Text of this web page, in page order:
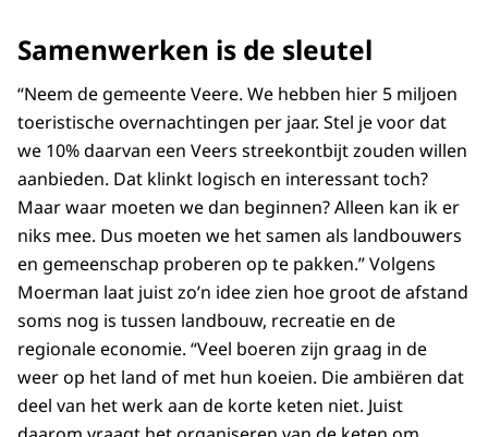
Samenwerken is de sleutel
“Neem de gemeente Veere. We hebben hier 5 miljoen
toeristische overnachtingen per jaar. Stel je voor dat
we 10% daarvan een Veers streekontbijt zouden willen
aanbieden. Dat klinkt logisch en interessant toch?
Maar waar moeten we dan beginnen? Alleen kan ik er
niks mee. Dus moeten we het samen als landbouwers
en gemeenschap proberen op te pakken.” Volgens
Moerman laat juist zo’n idee zien hoe groot de afstand
soms nog is tussen landbouw, recreatie en de
regionale economie. “Veel boeren zijn graag in de
weer op het land of met hun koeien. Die ambiëren dat
deel van het werk aan de korte keten niet. Juist